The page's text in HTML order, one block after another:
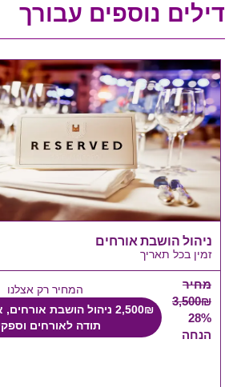
דילים נוספים עבורך
ניהול הושבת אורחים
זמין בכל תאריך
מחיר
3,500₪
28%
הנחה
המחיר רק אצלנו
2,500₪ ניהול הושבת
תודה לאורחים